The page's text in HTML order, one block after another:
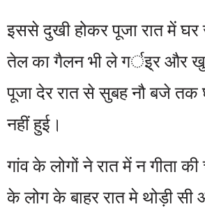
इससे दुखी होकर पूजा रात में
तेल का गैलन भी ले गर्इ्र और
पूजा देर रात से सुबह नौ बजे तक
नहीं हुई।
गांव के लोगों ने रात में न गीता
के लोग के बाहर रात मे थोड़ी